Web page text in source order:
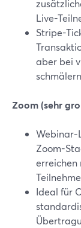
Live-
Stripe-
aber bei
Zoom (sehr
Webinar-
Zoom-
erreichen
Ideal für